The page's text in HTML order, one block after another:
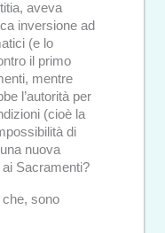
aveva
inversione ad
(e lo
il primo
mentre
l’autorità per
(cioè la
di
nuova
Sacramenti?
che, sono